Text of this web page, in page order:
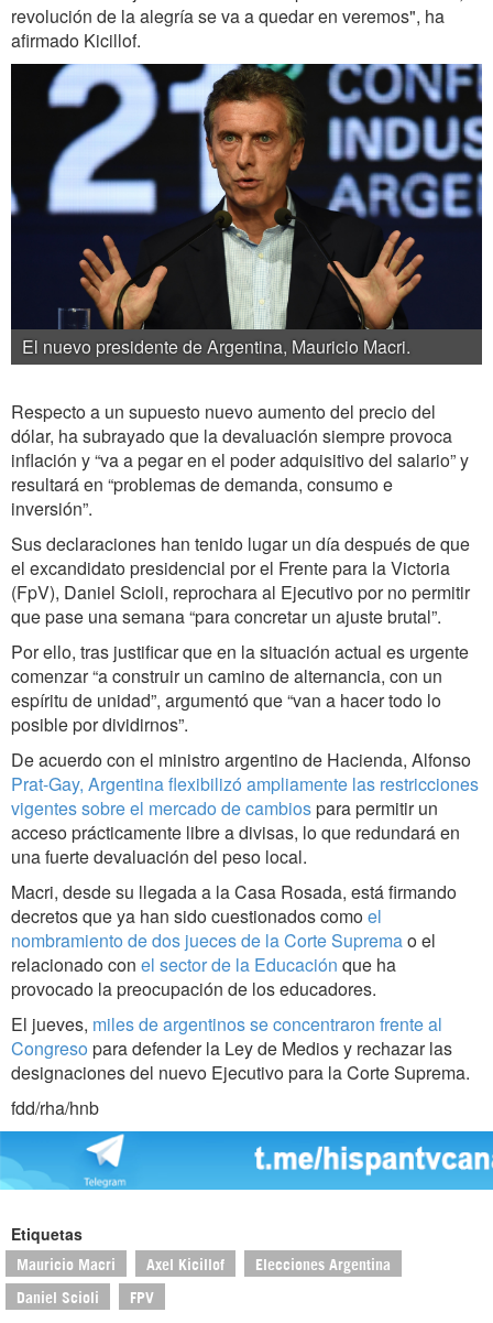
revolución de la alegría se va a quedar en veremos", ha
afirmado Kicillof.
El nuevo presidente de Argentina, Mauricio Macri.
Respecto a un supuesto nuevo aumento del precio del
dólar, ha subrayado que la devaluación siempre provoca
inflación y “va a pegar en el poder adquisitivo del salario” y
resultará en “problemas de demanda, consumo e
inversión”.
Sus declaraciones han tenido lugar un día después de que
el excandidato presidencial por el Frente para la Victoria
(FpV), Daniel Scioli, reprochara al Ejecutivo por no permitir
que pase una semana “para concretar un ajuste brutal”.
Por ello, tras justificar que en la situación actual es urgente
comenzar “a construir un camino de alternancia, con un
espíritu de unidad”, argumentó que “van a hacer todo lo
posible por dividirnos”.
De acuerdo con el ministro argentino de Hacienda, Alfonso
Prat-Gay, Argentina flexibilizó ampliamente las restricciones
vigentes sobre el mercado de cambiospara permitir un
acceso prácticamente libre a divisas, lo que redundará en
una fuerte devaluación del peso local.
Macri, desde su llegada a la Casa Rosada, está firmando
decretos que ya han sido cuestionados comoel
nombramiento de dos jueces de la Corte Supremao el
relacionado con el sector de la Educación que ha
provocado la preocupación de los educadores.
El jueves, miles de argentinos se concentraron frente al
Congreso para defender la Ley de Medios y rechazar las
designaciones del nuevo Ejecutivo para la Corte Suprema.
fdd/rha/hnb
Etiquetas
Mauricio Macri Axel Kicillof Elecciones Argentina
Daniel Scioli FPV